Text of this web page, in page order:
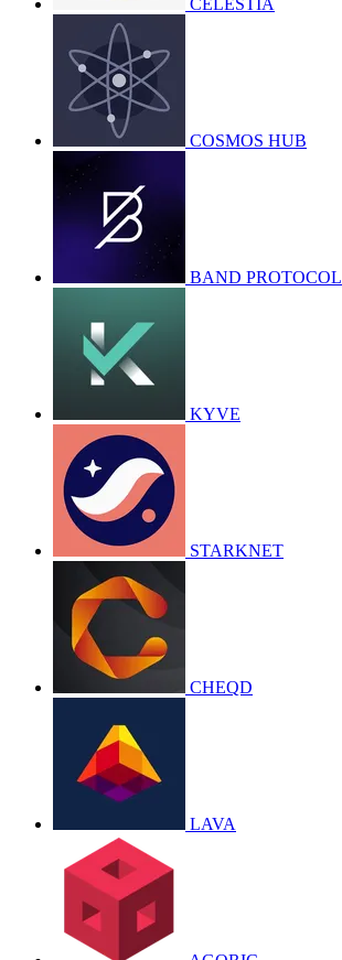
CELESTIA
COSMOS HUB
BAND PROTOCOL
KYVE
STARKNET
CHEQD
LAVA